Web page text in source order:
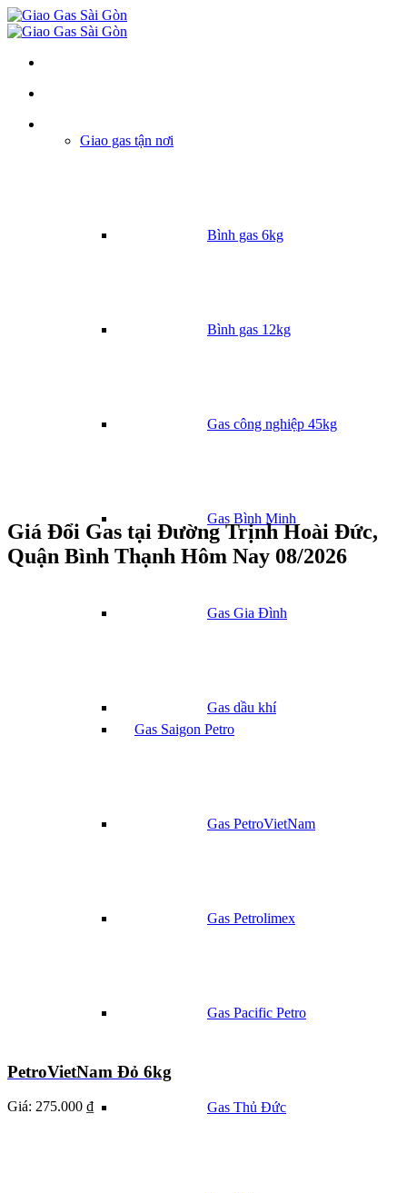
Giao gas tận nơi
Bình gas 6kg
Bình gas 12kg
Gas công nghiệp 45kg
Gas Bình Minh
Gas Gia Đình
Gas dầu khí
Gas Saigon Petro
Gas PetroVietNam
Gas Petrolimex
Gas Pacific Petro
Gas Thủ Đức
Giá Đổi Gas tại Đường Trịnh Hoài Đức,
Quận Bình Thạnh Hôm Nay 08/2026
PetroVietNam Đỏ 6kg
Giá: 275.000 ₫